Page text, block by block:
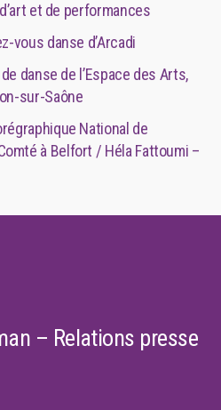
et de performances
vous danse d’Arcadi
danse de l’Espace des Arts,
sur-Saône
National de
à Belfort / Héla Fattoumi –
– Relations presse